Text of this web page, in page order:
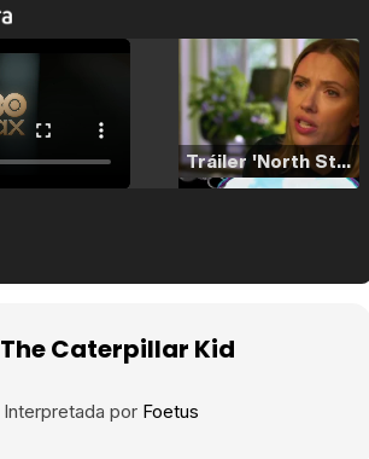
Tráiler 'North Star' (2023)
The Caterpillar Kid
Interpretada por Foetus